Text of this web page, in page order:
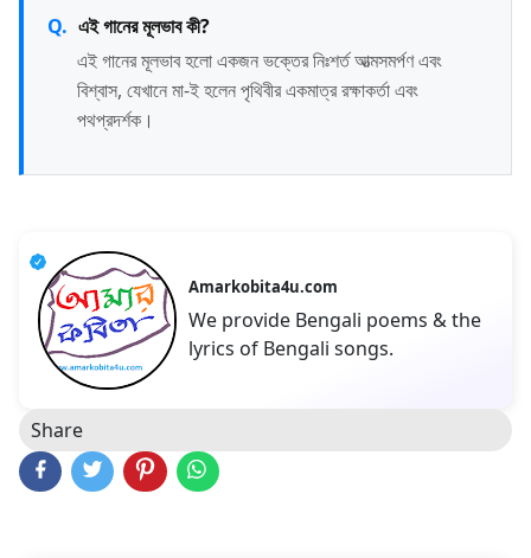
এই গানের মূলভাব কী?
এই গানের মূলভাব হলো একজন ভক্তের নিঃশর্ত আত্মসমর্পণ এবং
বিশ্বাস, যেখানে মা-ই হলেন পৃথিবীর একমাত্র রক্ষাকর্তা এবং
পথপ্রদর্শক।
Amarkobita4u.com
We provide Bengali poems & the
lyrics of Bengali songs.
Share